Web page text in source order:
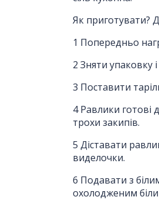
Як приготувати?
1 Попередньо
2 Зняти упаковку
3 Поставити
4 Равлики готові
трохи закипів.
5 Діставати
виделочки.
6 Подавати з
охолодженим
бути від 3 до 25 символів!
Email:
Номер телефону*:
Повідомлення*: